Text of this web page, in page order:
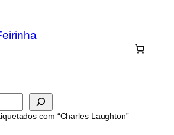
com “Charles Laughton”